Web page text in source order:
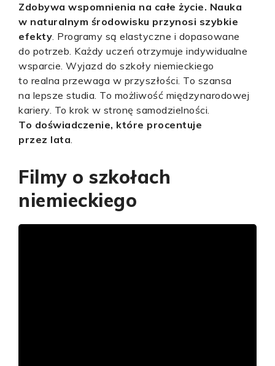
Zdobywa wspomnienia na całe życie. Nauka
w naturalnym środowisku przynosi szybkie
efekty. Programy są elastyczne i dopasowane
do potrzeb. Każdy uczeń otrzymuje indywidualne
wsparcie. Wyjazd do szkoły niemieckiego
to realna przewaga w przyszłości. To szansa
na lepsze studia. To możliwość międzynarodowej
kariery. To krok w stronę samodzielności.
To doświadczenie, które procentuje
przez lata.
Filmy o szkołach
niemieckiego